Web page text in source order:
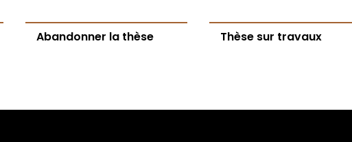
Abandonner la thèse Thèse sur travaux